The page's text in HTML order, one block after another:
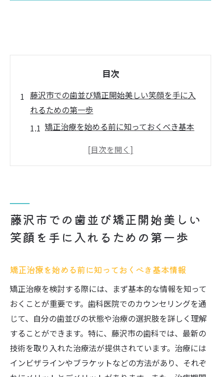
目次
藤沢市での歯並び矯正開始美しい笑顔を手に入
れるための第一歩
矯正治療を始める前に知っておくべき基本
健康な歯並びがもたらす美的効果とは
治療の第一歩を踏み出すための心構え
歯科クリニック選びのポイント藤沢市での矯正
信頼できるクリニックの見極め方とは
口コミと評判を活用したクリニック選び
専門家の資格と経験を確認する方法
藤沢市で人気の矯正歯科クリニック紹介
最新技術を取り入れたクリニックの特徴
予約前に確認すべき重要な質問事項
藤沢市での歯並び矯正開始美しい
笑顔を手に入れるための第一歩
矯正治療を始める前に知っておくべき基本情報
矯正治療を検討する際には、まず基本的な情報を知って
おくことが重要です。歯科医院でのカウンセリングを通
じて、自分の歯並びの状態や治療の選択肢を詳しく理解
することができます。特に、藤沢市の歯科では、最新の
技術を取り入れた治療法が提供されています。治療には
インビザラインやブラケットなどの方法があり、それぞ